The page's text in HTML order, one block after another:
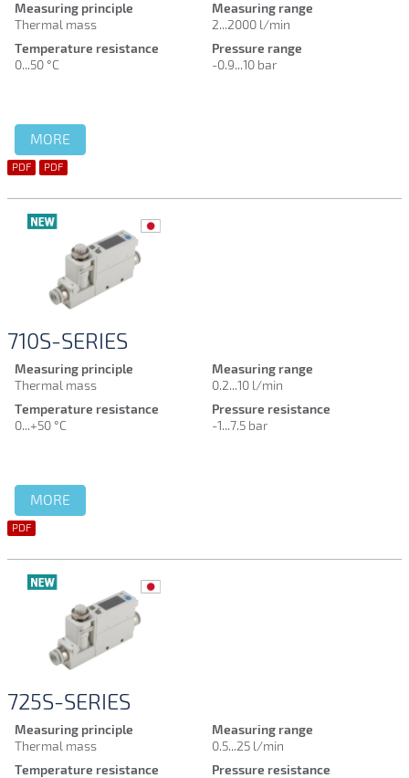
Measuring principle
Thermal mass
Measuring range
2...2000 l/min
Temperature resistance
0...50 °C
Pressure range
-0.9...10 bar
MORE
PDF PDF
710S-SERIES
Measuring principle
Thermal mass
Measuring range
0.2...10 l/min
Temperature resistance
0...+50 °C
Pressure resistance
-1...7.5 bar
MORE
PDF
725S-SERIES
Measuring principle
Thermal mass
Measuring range
0.5...25 l/min
Temperature resistance
Pressure resistance